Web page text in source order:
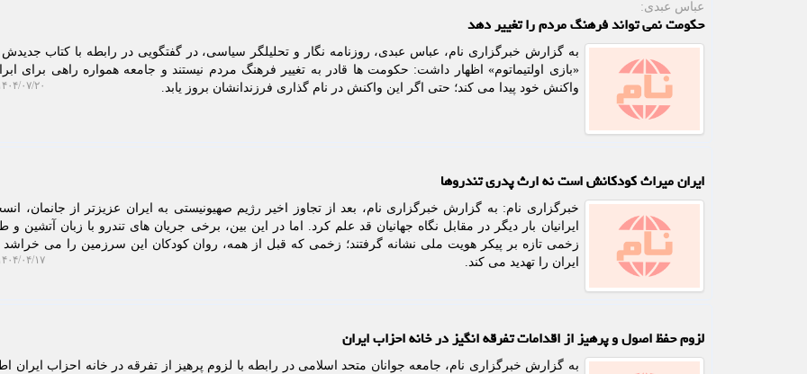
عباس عبدی:
حکومت نمی تواند فرهنگ مردم را تغییر دهد
به گزارش خبرگزاری نام، عباس عبدی، روزنامه نگار و تحلیلگر سیاسی، در گفتگویی در رابطه با کتاب جدیدش
«بازی اولتیماتوم» اظهار داشت: حکومت ها قادر به تغییر فرهنگ مردم نیستند و جامعه همواره راهی برای
واکنش خود پیدا می کند؛ حتی اگر این واکنش در نام گذاری فرزندانشان بروز یابد.
۱۴۰۴/۰۷/۲۰
ایران میراث کودکانش است نه ارث پدری تندروها
خبرگزاری نام: به گزارش خبرگزاری نام، بعد از تجاوز اخیر رژیم صهیونیستی به ایران عزیزتر از جانمان،
ایرانیان بار دیگر در مقابل نگاه جهانیان قد علم کرد. اما در این بین، برخی جریان های تندرو با زبان آتشین و
زخمی تازه بر پیکر هویت ملی نشانه گرفتند؛ زخمی که قبل از همه، روان کودکان این سرزمین را می خراشد
ایران را تهدید می کند.
۱۴۰۴/۰۴/۱۷
لزوم حفظ اصول و پرهیز از اقدامات تفرقه انگیز در خانه احزاب ایران
به گزارش خبرگزاری نام، جامعه جوانان متحد اسلامی در رابطه با لزوم پرهیز از تفرقه در خانه احزاب ایران